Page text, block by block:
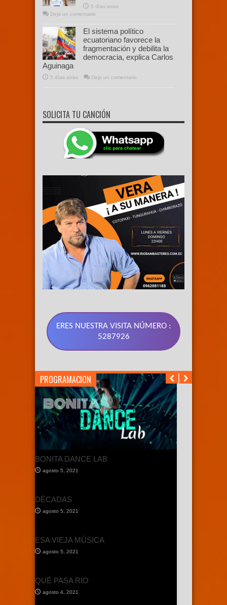
5 días atras
Deja un comentario
El sistema político
ecuatoriano favorece la
fragmentación y debilita la
democracia, explica Carlos
Aguinaga
5 días atras Deja un comentario
SOLICITA TU CANCIÓN
ERES NUESTRA VISITA NÚMERO :
5287926
PROGRAMACION
BONITA DANCE LAB
agosto 5, 2021
DÉCADAS
agosto 5, 2021
ESA VIEJA MÚSICA
agosto 5, 2021
QUÉ PASA RIO
agosto 4, 2021